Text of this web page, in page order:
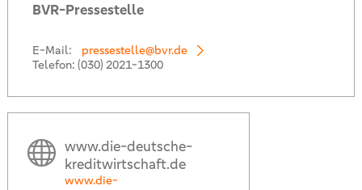
BVR-Pressestelle
E-Mail:
pressestelle@bvr.de
Telefon: (030) 2021-1300
www.die-deutsche-
kreditwirtschaft.de
www.die-